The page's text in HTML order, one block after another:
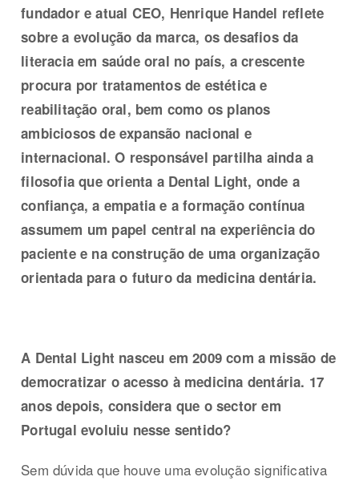
fundador e atual CEO, Henrique Handel reflete
sobre a evolução da marca, os desafios da
literacia em saúde oral no país, a crescente
procura por tratamentos de estética e
reabilitação oral, bem como os planos
ambiciosos de expansão nacional e
internacional. O responsável partilha ainda a
filosofia que orienta a Dental Light, onde a
confiança, a empatia e a formação contínua
assumem um papel central na experiência do
paciente e na construção de uma organização
orientada para o futuro da medicina dentária.
A Dental Light nasceu em 2009 com a missão de
democratizar o acesso à medicina dentária. 17
anos depois, considera que o sector em
Portugal evoluiu nesse sentido?
Sem dúvida que houve uma evolução significativa